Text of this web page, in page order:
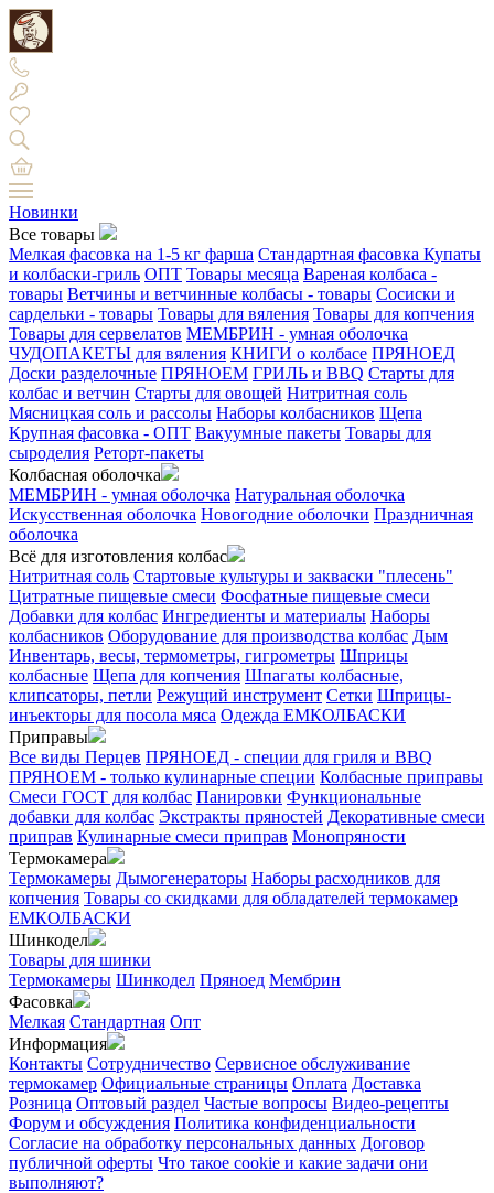
Новинки
Все товары
Мелкая фасовка на 1-5 кг фарша Стандартная фасовка Купаты
и колбаски-гриль ОПТ Товары месяца Вареная колбаса -
товары Ветчины и ветчинные колбасы - товары Сосиски и
сардельки - товары Товары для вяления Товары для копчения
Товары для сервелатов МЕМБРИН - умная оболочка
ЧУДОПАКЕТЫ для вяления КНИГИ о колбасе ПРЯНОЕД
Доски разделочные ПРЯНОЕМ ГРИЛЬ и BBQ Старты для
колбас и ветчин Старты для овощей Нитритная соль
Мясницкая соль и рассолы Наборы колбасников Щепа
Крупная фасовка - ОПТ Вакуумные пакеты Товары для
сыроделия Реторт-пакеты
Колбасная оболочка
МЕМБРИН - умная оболочка Натуральная оболочка
Искусственная оболочка Новогодние оболочки Праздничная
оболочка
Всё для изготовления колбас
Нитритная соль Стартовые культуры и закваски "плесень"
Цитратные пищевые смеси Фосфатные пищевые смеси
Добавки для колбас Ингредиенты и материалы Наборы
колбасников Оборудование для производства колбас Дым
Инвентарь, весы, термометры, гигрометры Шприцы
колбасные Щепа для копчения Шпагаты колбасные,
клипсаторы, петли Режущий инструмент Сетки Шприцы-
инъекторы для посола мяса Одежда ЕМКОЛБАСКИ
Приправы
Все виды Перцев ПРЯНОЕД - специи для гриля и BBQ
ПРЯНОЕМ - только кулинарные специи Колбасные приправы
Смеси ГОСТ для колбас Панировки Функциональные
добавки для колбас Экстракты пряностей Декоративные смеси
приправ Кулинарные смеси приправ Монопряности
Термокамера
Термокамеры Дымогенераторы Наборы расходников для
копчения Товары со скидками для обладателей термокамер
ЕМКОЛБАСКИ
Шинкодел
Товары для шинки
Термокамеры Шинкодел Пряноед Мембрин
Фасовка
Мелкая Стандартная Опт
Информация
Контакты Сотрудничество Сервисное обслуживание
термокамер Официальные страницы Оплата Доставка
Розница Оптовый раздел Частые вопросы Видео-рецепты
Форум и обсуждения Политика конфиденциальности
Согласие на обработку персональных данных Договор
публичной оферты Что такое cookie и какие задачи они
выполняют?